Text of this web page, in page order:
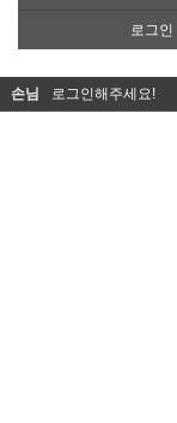
로그인
손님 로그인해주세요!